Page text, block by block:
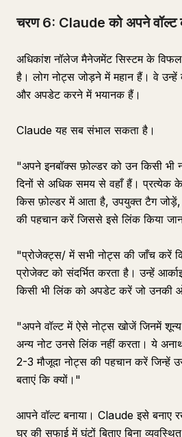
चरण 6: Claude को अपने वॉल्ट
अधिकांश नॉलेज मैनेजमेंट सिस्टम के
है। लोग नोट्स जोड़ने में महान हैं। वे
और अपडेट करने में भयानक हैं।
Claude यह सब संभाल सकता है।
"अपने इनबॉक्स फ़ोल्डर को उन किसी
दिनों से अधिक समय से वहाँ हैं। प्रत्येक
किस फ़ोल्डर में आता है, उपयुक्त टैग जोड़ें,
की पहचान करें जिससे इसे लिंक किया
"प्रोजेक्ट्स/ में सभी नोट्स की जाँच करें
प्रोजेक्ट को संदर्भित करता है। उन्हें
किसी भी लिंक को अपडेट करें जो उनकी
"अपने वॉल्ट में ऐसे नोट्स खोजें जिनमें
अन्य नोट उनसे लिंक नहीं करता। ये
2-3 मौजूदा नोट्स की पहचान करें जिन्हें
बताएं कि क्यों।"
आपने वॉल्ट बनाया। Claude इसे बनाए
घर की सफाई में घंटों बिताए बिना